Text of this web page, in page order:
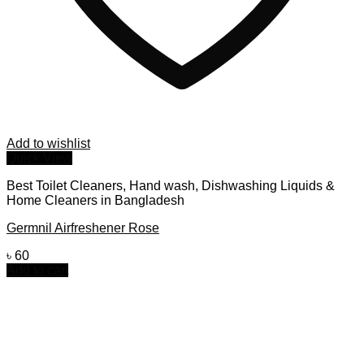
Add to wishlist
Best Toilet Cleaners, Hand wash, Dishwashing Liquids &
Home Cleaners in Bangladesh
Germnil Airfreshener Rose
৳ 60